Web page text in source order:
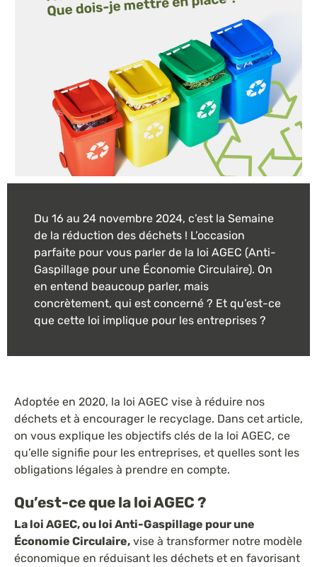
Du 16 au 24 novembre 2024, c’est la Semaine
de la réduction des déchets ! L’occasion
parfaite pour vous parler de la loi AGEC (Anti-
Gaspillage pour une Économie Circulaire). On
en entend beaucoup parler, mais
concrètement, qui est concerné ? Et qu’est-ce
que cette loi implique pour les entreprises ?
Adoptée en 2020, la loi AGEC vise à réduire nos
déchets et à encourager le recyclage. Dans cet article,
on vous explique les objectifs clés de la loi AGEC, ce
qu’elle signifie pour les entreprises, et quelles sont les
obligations légales à prendre en compte.
Qu’est-ce que la loi AGEC ?
La loi AGEC, ou loi Anti-Gaspillage pour une
Économie Circulaire, vise à transformer notre modèle
économique en réduisant les déchets et en favorisant